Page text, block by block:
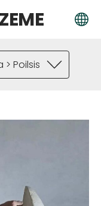
Poilsis